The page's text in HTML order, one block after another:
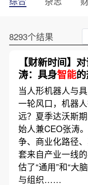
8293个结果
【财新时间】
涛：具身智能
当人形机器人与
一轮风口，机器
远？夏季达沃斯
始人兼CEO张涛
争、商业化路径
套来自产业一线
估了“通用”和“大
与组织……